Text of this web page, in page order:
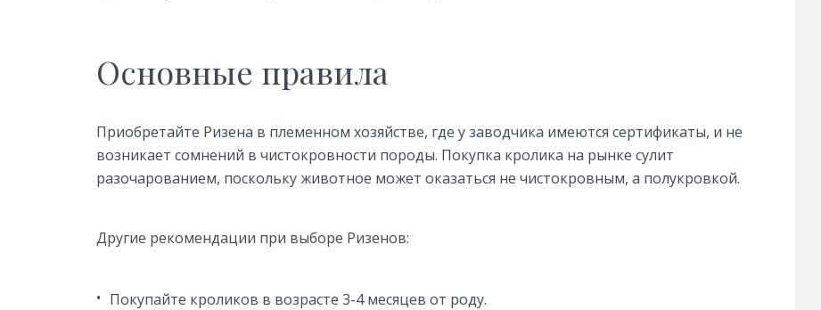
Основные правила
Приобретайте Ризена в племенном хозяйстве, где у заводчика имеются сертификаты, и не
возникает сомнений в чистокровности породы. Покупка кролика на рынке сулит
разочарованием, поскольку животное может оказаться не чистокровным, а полукровкой.
Другие рекомендации при выборе Ризенов:
Покупайте кроликов в возрасте 3-4 месяцев от роду.